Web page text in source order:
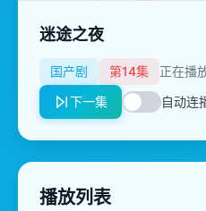
迷途之夜
国产剧 第14集
正在播
下一集
自动连
播放列表